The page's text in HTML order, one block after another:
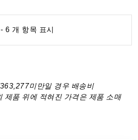
6 개 항목 표시
미만일 경우 배송비
제품 위에 적혀진 가격은 제품 소매